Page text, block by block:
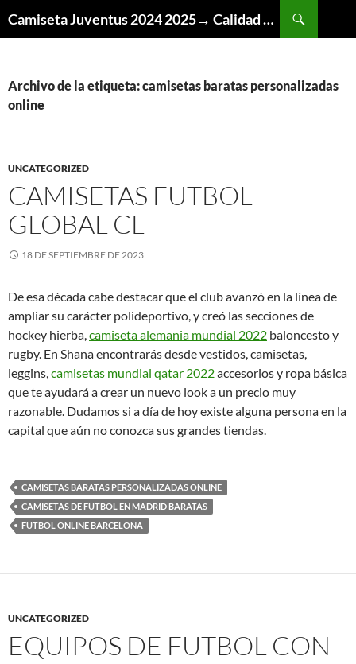
Camiseta Juventus 2024 2025→ Calidad Thai AAA
Archivo de la etiqueta: camisetas baratas personalizadas
online
UNCATEGORIZED
CAMISETAS FUTBOL
GLOBAL CL
18 DE SEPTIEMBRE DE 2023
De esa década cabe destacar que el club avanzó en la línea de
ampliar su carácter polideportivo, y creó las secciones de
hockey hierba,camiseta alemania mundial 2022 baloncesto y
rugby. En Shana encontrarás desde vestidos, camisetas,
leggins,camisetas mundial qatar 2022accesorios y ropa básica
que te ayudará a crear un nuevo look a un precio muy
razonable. Dudamos si a día de hoy existe alguna persona en la
capital que aún no conozca sus grandes tiendas.
CAMISETAS BARATAS PERSONALIZADAS ONLINE
CAMISETAS DE FUTBOL EN MADRID BARATAS
FUTBOL ONLINE BARCELONA
UNCATEGORIZED
EQUIPOS DE FUTBOL CON